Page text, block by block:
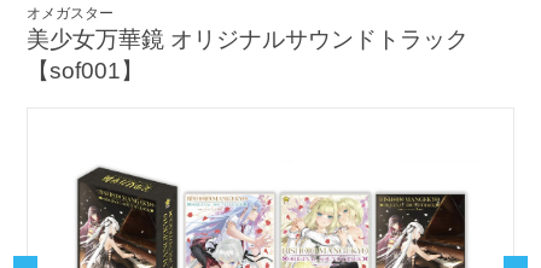
オメガスター
美少女万華鏡 オリジナルサウンドトラック
【sof001】